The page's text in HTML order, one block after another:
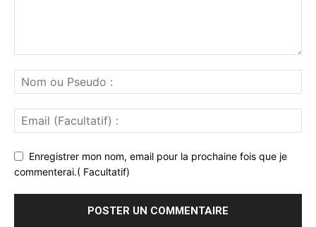
Enregistrer mon nom, email pour la prochaine fois que je
commenterai.( Facultatif)